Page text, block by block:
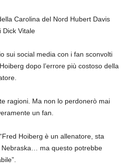
Carolina del Nord Hubert Davis
Dick Vitale
sui social media con i fan sconvolti
dopo l’errore più costoso della
ragioni. Ma non lo perdonerò mai
un fan.
Hoiberg è un allenatore, sta
ma questo potrebbe